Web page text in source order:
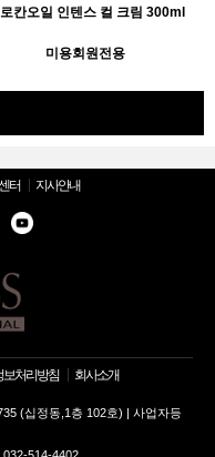
칸오일 인텐스 컬 크림 300ml
미용회원전용
터 지사안내
보처리방침 회사소개
(십정동,1층 102호) | 사업자등